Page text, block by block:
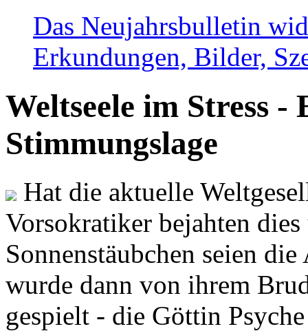
Das Neujahrsbulletin
Erkundungen, Bilder,
Weltseele im Stress -
Stimmungslage
Hat die aktuelle
Vorsokratiker bejahten
Sonnenstäubchen seien
wurde dann von ihrem
gespielt - die Göttin